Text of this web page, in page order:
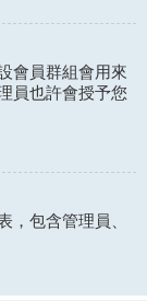
會員群組會用來
員也許會授予您
，包含管理員、